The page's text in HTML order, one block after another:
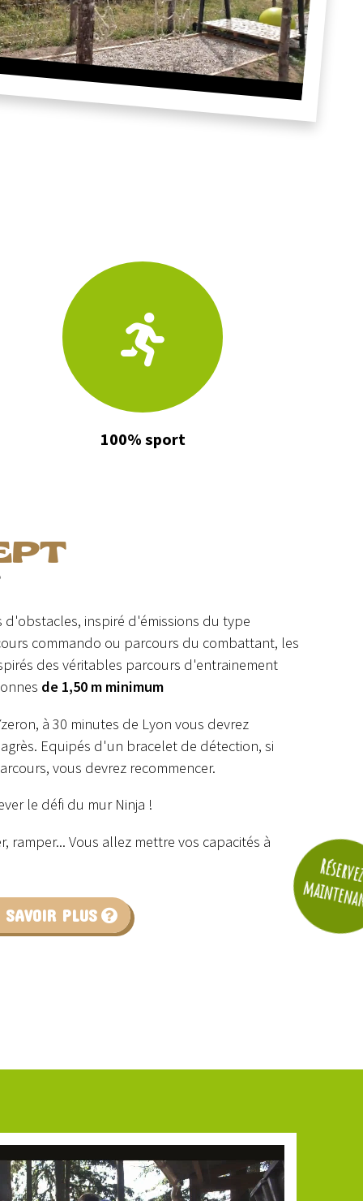
100% sport
inspiré d'émissions du type
commando ou parcours du combattant, les
des véritables parcours d'entrainement
de 1,50 m minimum
à 30 minutes de Lyon vous devrez
Equipés d'un bracelet de détection, si
vous devrez recommencer.
le défi du mur Ninja !
ramper... Vous allez mettre vos capacités à
SAVOIR PLUS